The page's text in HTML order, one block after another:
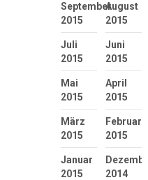
September
2015
August
2015
Juli
2015
Juni
2015
Mai
2015
April
2015
März
2015
Februar
2015
Januar
2015
2014